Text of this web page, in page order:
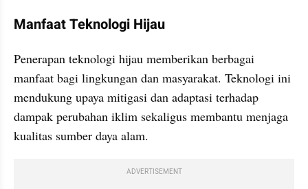
Manfaat Teknologi Hijau
Penerapan teknologi hijau memberikan berbagai
manfaat bagi lingkungan dan masyarakat. Teknologi ini
mendukung upaya mitigasi dan adaptasi terhadap
dampak perubahan iklim sekaligus membantu menjaga
kualitas sumber daya alam.
ADVERTISEMENT